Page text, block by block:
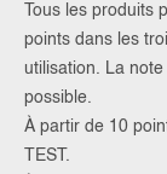
Tous les produits
points dans les
utilisation. La
possible.
À partir de 10
TEST.